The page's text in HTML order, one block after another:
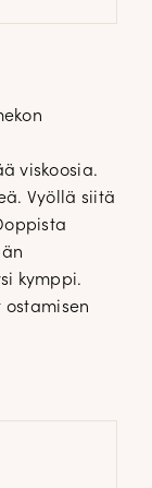
viskoosia.
Vyöllä siitä
kymppi.
ostamisen